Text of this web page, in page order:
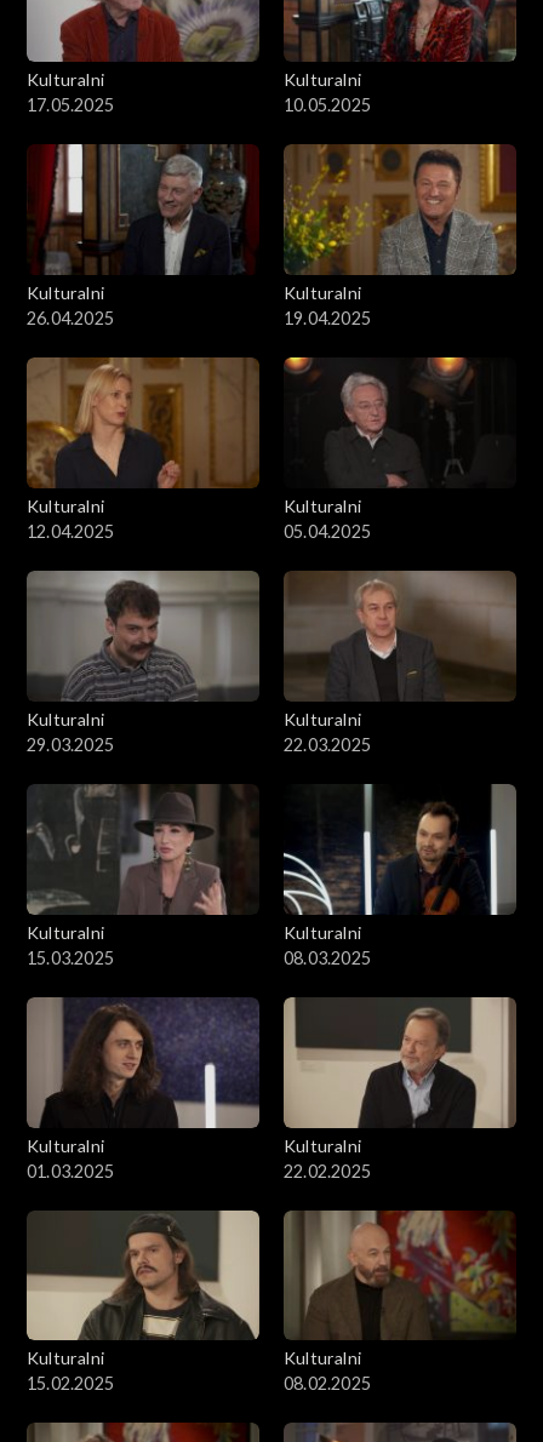
Kulturalni
17.05.2025
Kulturalni
10.05.2025
Kulturalni
26.04.2025
Kulturalni
19.04.2025
Kulturalni
12.04.2025
Kulturalni
05.04.2025
Kulturalni
29.03.2025
Kulturalni
22.03.2025
Kulturalni
15.03.2025
Kulturalni
08.03.2025
Kulturalni
01.03.2025
Kulturalni
22.02.2025
Kulturalni
15.02.2025
Kulturalni
08.02.2025